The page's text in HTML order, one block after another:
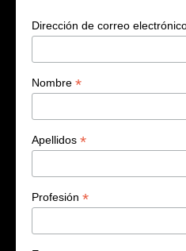
Dirección de correo
Nombre *
Apellidos *
Profesión *